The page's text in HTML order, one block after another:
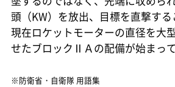
頭（KW）を放出、目標を直撃する
現在ロケットモーターの直径を大
せたブロックⅡＡの配備が始まって
※防衛省・自衛隊 用語集